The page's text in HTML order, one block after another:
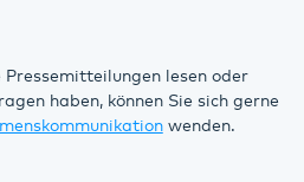
Pressemitteilungen lesen oder
haben, können Sie sich gerne
wenden.